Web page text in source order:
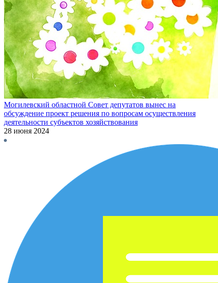
Могилевский областной Совет депутатов вынес на
обсуждение проект решения по вопросам осуществления
деятельности субъектов хозяйствования
28 июня 2024